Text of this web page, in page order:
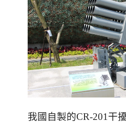
我國自製的CR-201干